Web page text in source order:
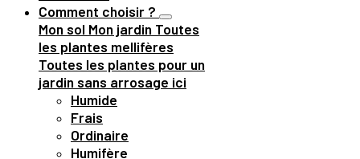
Comment choisir ?
Mon sol Mon jardin Toutes
les plantes mellifères
Toutes les plantes pour un
jardin sans arrosage ici
Humide
Frais
Ordinaire
Humifère